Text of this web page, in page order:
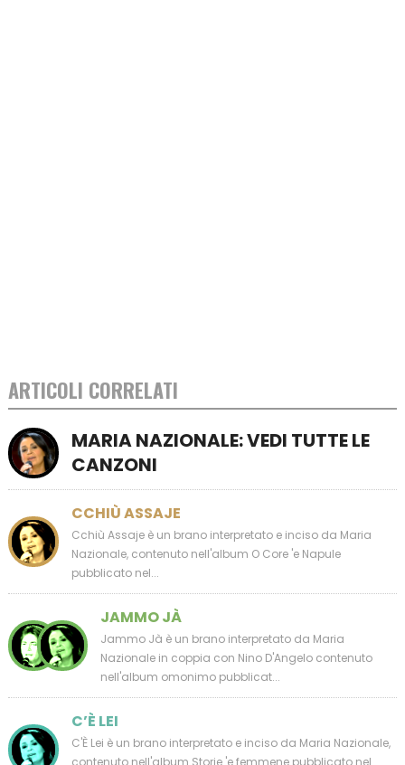
ARTICOLI CORRELATI
MARIA NAZIONALE: VEDI TUTTE LE
CANZONI
CCHIÙ ASSAJE
Cchiù Assaje è un brano interpretato e inciso da Maria
Nazionale, contenuto nell'album O Core 'e Napule
pubblicato nel...
JAMMO JÀ
Jammo Jà è un brano interpretato da Maria
Nazionale in coppia con Nino D'Angelo contenuto
nell'album omonimo pubblicat...
C’È LEI
C'È Lei è un brano interpretato e inciso da Maria Nazionale,